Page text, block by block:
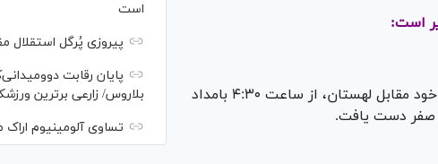
است:
تیم ملی کشورمان پس از نمایشی تحسین‌ برانگیز در نخستین دیدار خود مقابل لهستان، از ساعت ۴:٣٠ بامداد
است
پیروزی پُرگل استقلال
پایان رقابت
بلاروس/ زارعی برترین
تساوی آلومینیوم